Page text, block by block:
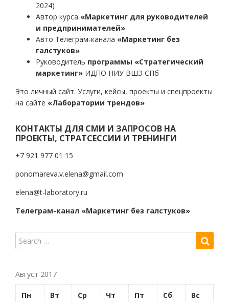
2024)
Автор курса «Маркетинг для руководителей
и предпринимателей»
Авто Телеграм-канала «Маркетинг без
галстуков»
Руководитель программы «Стратегический
маркетинг» ИДПО НИУ ВШЭ СПб
Это личный сайт. Услуги, кейсы, проекты и спецпроекты
на сайте «Лаборатории трендов»
КОНТАКТЫ ДЛЯ СМИ И ЗАПРОСОВ НА
ПРОЕКТЫ, СТРАТСЕССИИ И ТРЕНИНГИ
+7 921 977 01 15
ponomareva.v.elena@gmail.com
elena@t-laboratory.ru
Телеграм-канал «Маркетинг без галстуков»
Август 2017
Пн Вт Ср Чт Пт Сб Вс